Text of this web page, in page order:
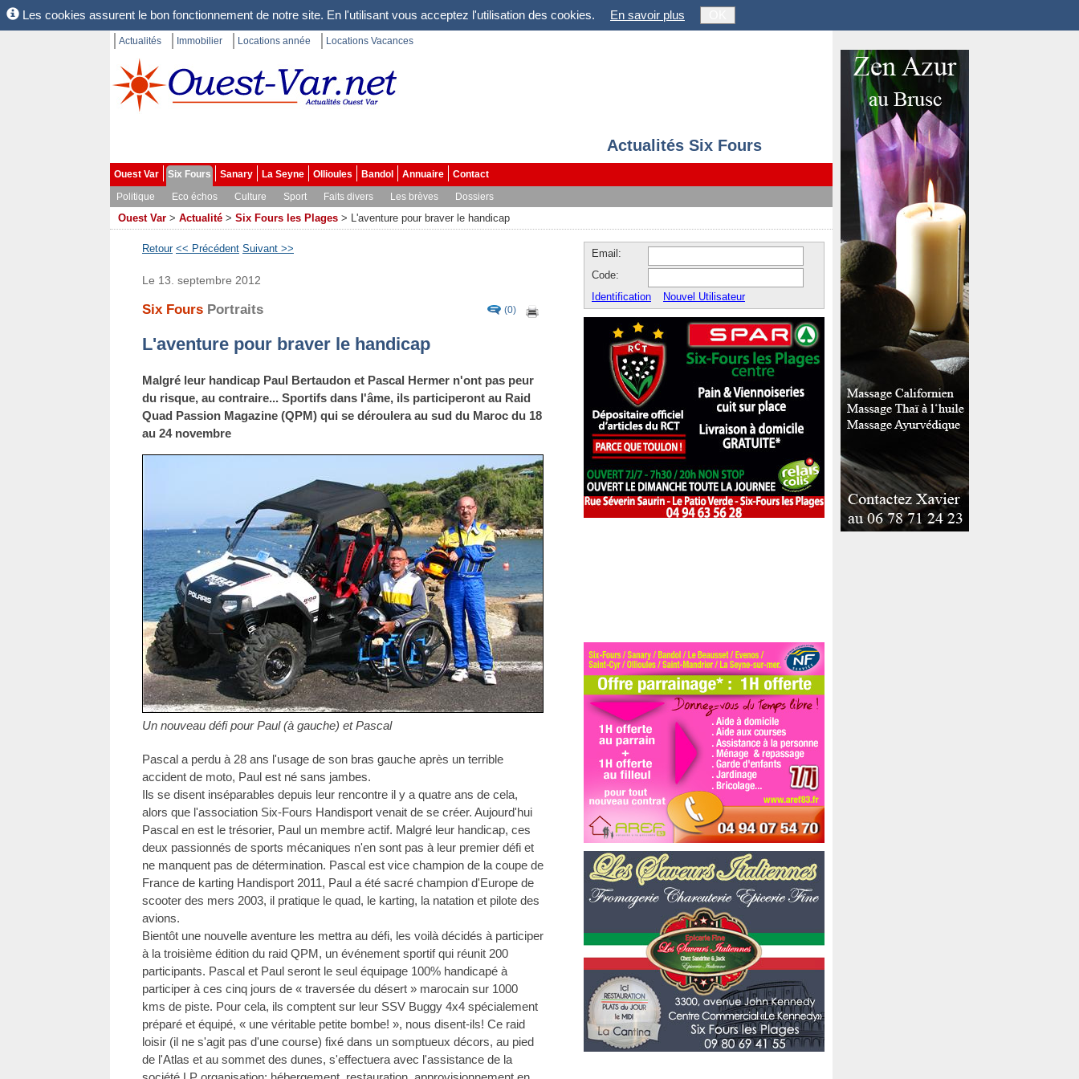
Les cookies assurent le bon fonctionnement de notre site. En l'utilisant vous acceptez l'utilisation des cookies. En savoir plus
Actualités Immobilier Locations année Locations Vacances
Actualités Six Fours
Ouest Var Six Fours Sanary La Seyne Ollioules Bandol Annuaire
Contact
Politique
Eco échos Culture Sport Faits divers Les brèves Dossiers
Ouest Var > Actualité > Six Fours les Plages > L'aventure pour braver le handicap
Retour << Précédent Suivant >>
(0)
Le 13. septembre 2012
Six Fours Portraits
L'aventure pour braver le handicap
Malgré leur handicap Paul Bertaudon et Pascal Hermer n'ont pas peur
du risque, au contraire... Sportifs dans l'âme, ils participeront au Raid
Quad Passion Magazine (QPM) qui se déroulera au sud du Maroc du 18
au 24 novembre
Un nouveau défi pour Paul (à gauche) et Pascal
Pascal a perdu à 28 ans l'usage de son bras gauche après un terrible
accident de moto, Paul est né sans jambes.
Ils se disent inséparables depuis leur rencontre il y a quatre ans de cela,
alors que l'association Six-Fours Handisport venait de se créer. Aujourd'hui
Pascal en est le trésorier, Paul un membre actif. Malgré leur handicap, ces
deux passionnés de sports mécaniques n'en sont pas à leur premier défi et
ne manquent pas de détermination. Pascal est vice champion de la coupe de
France de karting Handisport 2011, Paul a été sacré champion d'Europe de
scooter des mers 2003, il pratique le quad, le karting, la natation et pilote des
avions.
Bientôt une nouvelle aventure les mettra au défi, les voilà décidés à participer
à la troisième édition du raid QPM, un événement sportif qui réunit 200
participants. Pascal et Paul seront le seul équipage 100% handicapé à
participer à ces cinq jours de « traversée du désert » marocain sur 1000
kms de piste. Pour cela, ils comptent sur leur SSV Buggy 4x4 spécialement
préparé et équipé, « une véritable petite bombe! », nous disent-ils! Ce raid
loisir (il ne s'agit pas d'une course) fixé dans un somptueux décors, au pied
de l'Atlas et au sommet des dunes, s'effectuera avec l'assistance de la
Email:
Code:
Identification
Nouvel Utilisateur